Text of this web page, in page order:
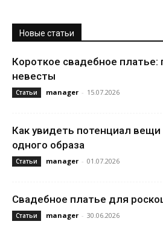
Новые статьи
Короткое свадебное платье:
невесты
Статьи manager - 15.07.2026
Как увидеть потенциал
одного образа
Статьи manager - 01.07.2026
Свадебное платье для
Статьи manager - 30.06.2026